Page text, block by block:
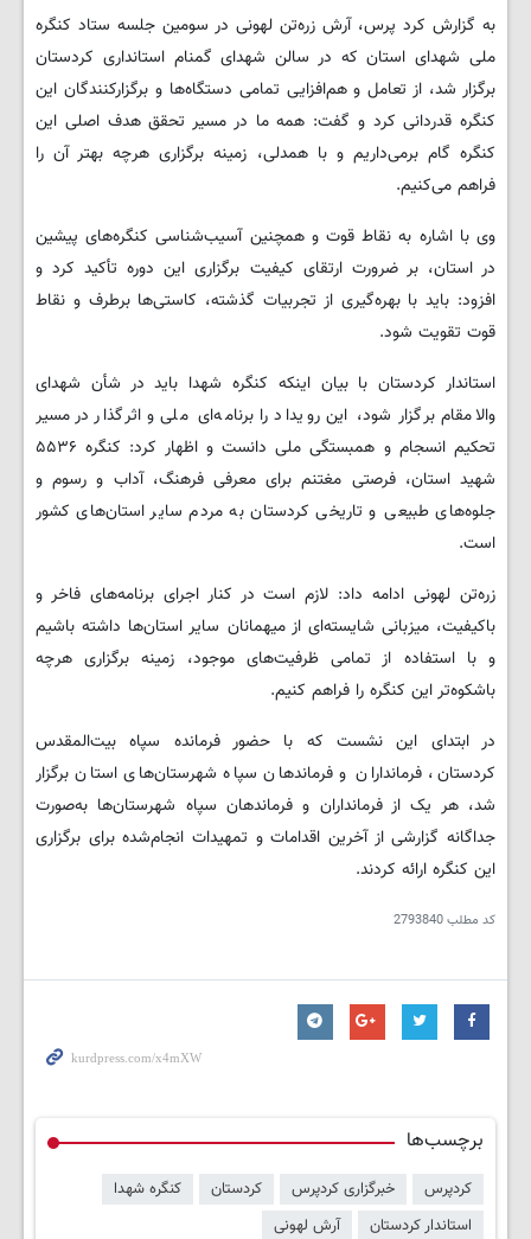
به گزارش کرد پرس، آرش زره‌تن لهونی در سومین جلسه ستاد کنگره
ملی شهدای استان که در سالن شهدای گمنام استانداری کردستان
برگزار شد، از تعامل و هم‌افزایی تمامی دستگاه‌ها و برگزارکنندگان این
کنگره قدردانی کرد و گفت: همه ما در مسیر تحقق هدف اصلی این
کنگره گام برمی‌داریم و با همدلی، زمینه برگزاری هرچه بهتر آن را
فراهم می‌کنیم.
وی با اشاره به نقاط قوت و همچنین آسیب‌شناسی کنگره‌های پیشین
در استان، بر ضرورت ارتقای کیفیت برگزاری این دوره تأکید کرد و
افزود: باید با بهره‌گیری از تجربیات گذشته، کاستی‌ها برطرف و نقاط
قوت تقویت شود.
استاندار کردستان با بیان اینکه کنگره شهدا باید در شأن شهدای
والامقام برگزار شود، این رویداد را برنامه‌ای ملی و اثرگذار در مسیر
تحکیم انسجام و همبستگی ملی دانست و اظهار کرد: کنگره ۵۵۳۶
شهید استان، فرصتی مغتنم برای معرفی فرهنگ، آداب و رسوم و
جلوه‌های طبیعی و تاریخی کردستان به مردم سایر استان‌های کشور
است.
زره‌تن لهونی ادامه داد: لازم است در کنار اجرای برنامه‌های فاخر و
باکیفیت، میزبانی شایسته‌ای از میهمانان سایر استان‌ها داشته باشیم
و با استفاده از تمامی ظرفیت‌های موجود، زمینه برگزاری هرچه
باشکوه‌تر این کنگره را فراهم کنیم.
در ابتدای این نشست که با حضور فرمانده سپاه بیت‌المقدس
کردستان، فرمانداران و فرماندهان سپاه شهرستان‌های استان برگزار
شد، هر یک از فرمانداران و فرماندهان سپاه شهرستان‌ها به‌صورت
جداگانه گزارشی از آخرین اقدامات و تمهیدات انجام‌شده برای برگزاری
این کنگره ارائه کردند.
کد مطلب2793840
برچسب‌ها
کردپرس خبرگزاری کردپرس کردستان
کنگره شهدا
استاندار کردستان
آرش لهونی